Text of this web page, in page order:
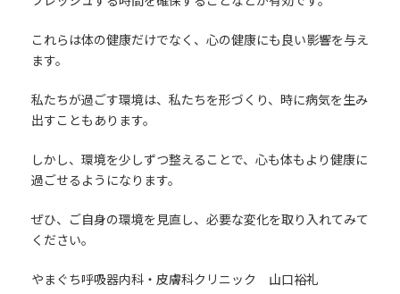
これらは体の健康だけでなく、心の健康にも良い影響を与え
ます。
私たちが過ごす環境は、私たちを形づくり、時に病気を生み
出すこともあります。
しかし、環境を少しずつ整えることで、心も体もより健康に
過ごせるようになります。
ぜひ、ご自身の環境を見直し、必要な変化を取り入れてみて
ください。
やまぐち呼吸器内科・皮膚科クリニック 山口裕礼